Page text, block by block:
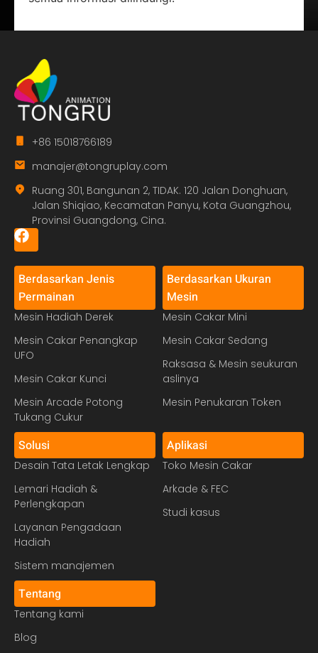
+86 15018766189
manajer@tongruplay.com
Ruang 301, Bangunan 2, TIDAK. 120 Jalan Donghuan,
Jalan Shiqiao, Kecamatan Panyu, Kota Guangzhou,
Provinsi Guangdong, Cina.
Berdasarkan Jenis
Permainan
Mesin Hadiah Derek
Mesin Cakar Penangkap
UFO
Mesin Cakar Kunci
Mesin Arcade Potong
Tukang Cukur
Berdasarkan Ukuran
Mesin
Mesin Cakar Mini
Mesin Cakar Sedang
Raksasa & Mesin seukuran
aslinya
Mesin Penukaran Token
Solusi
Desain Tata Letak Lengkap
Lemari Hadiah &
Perlengkapan
Layanan Pengadaan
Hadiah
Sistem manajemen
Aplikasi
Toko Mesin Cakar
Arkade & FEC
Studi kasus
Tentang
Tentang kami
Blog